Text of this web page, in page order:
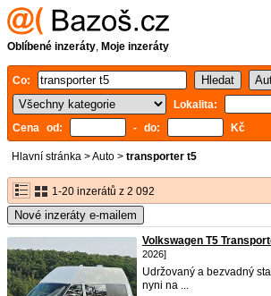
Oblíbené inzeráty, Moje inzeráty
Co:
Lokalita:
Cena od:
- do: Kč
Hlavní stránka >Auto > transporter t5
1-20 inzerátů z 2 092
Nové inzeráty e-mailem
Volkswagen T5
2026]
Udržovaný a bezvadný
nyni na ...